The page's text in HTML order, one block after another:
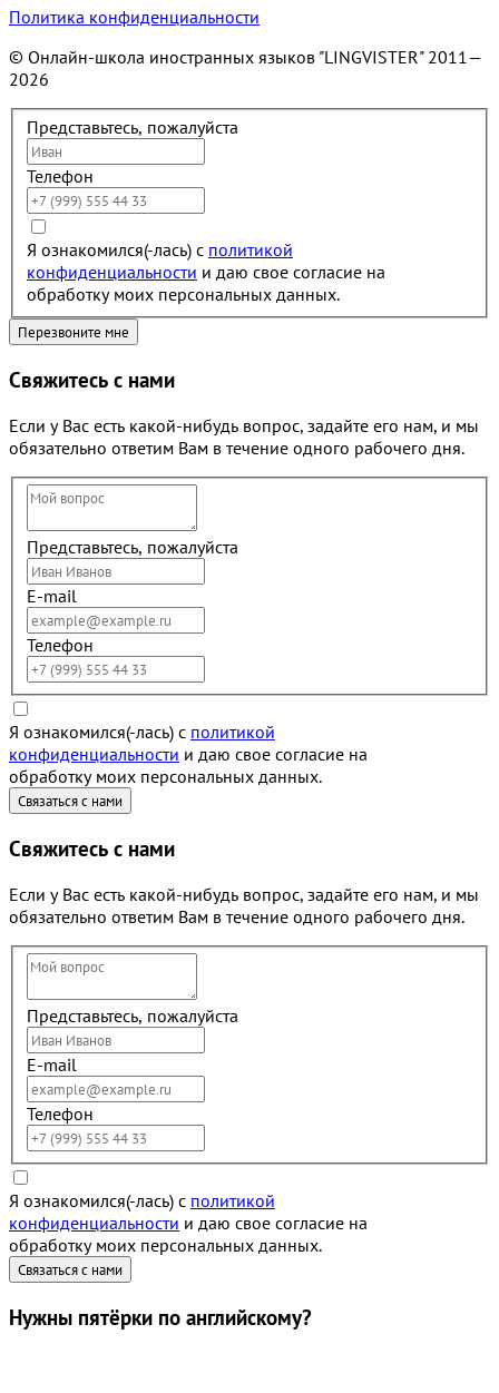
Политика конфиденциальности
© Онлайн-школа иностранных языков "LINGVISTER" 2011—
2026
Представьтесь, пожалуйста
Телефон
Я ознакомился(-лась) с политикой
конфиденциальности и даю свое согласие на
обработку моих персональных данных.
Свяжитесь с нами
Если у Вас есть какой-нибудь вопрос, задайте его нам, и мы
обязательно ответим Вам в течение одного рабочего дня.
Представьтесь, пожалуйста
E-mail
Телефон
Я ознакомился(-лась) с политикой
конфиденциальности и даю свое согласие на
обработку моих персональных данных.
Свяжитесь с нами
Если у Вас есть какой-нибудь вопрос, задайте его нам, и мы
обязательно ответим Вам в течение одного рабочего дня.
Представьтесь, пожалуйста
E-mail
Телефон
Я ознакомился(-лась) с политикой
конфиденциальности и даю свое согласие на
обработку моих персональных данных.
Нужны пятёрки по английскому?